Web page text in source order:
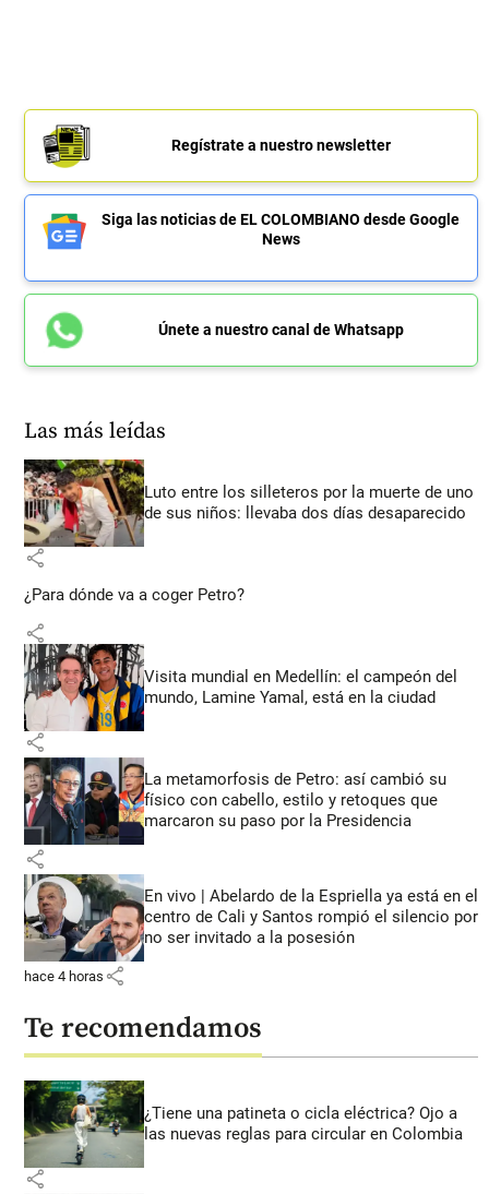
Regístrate a nuestro newsletter
Siga las noticias de EL COLOMBIANO desde Google
News
Únete a nuestro canal de Whatsapp
Las más leídas
Luto entre los silleteros por la muerte de uno
de sus niños: llevaba dos días desaparecido
share
¿Para dónde va a coger Petro?
share
Visita mundial en Medellín: el campeón del
mundo, Lamine Yamal, está en la ciudad
share
La metamorfosis de Petro: así cambió su
físico con cabello, estilo y retoques que
marcaron su paso por la Presidencia
share
En vivo | Abelardo de la Espriella ya está en el
centro de Cali y Santos rompió el silencio por
no ser invitado a la posesión
hace 4 horas share
Te recomendamos
¿Tiene una patineta o cicla eléctrica? Ojo a
las nuevas reglas para circular en Colombia
share